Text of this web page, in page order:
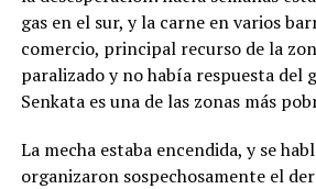
gas en el sur, y la carne en varios
comercio, principal recurso de la
paralizado y no había respuesta del
Senkata es una de las zonas más
La mecha estaba encendida, y se
organizaron sospechosamente el